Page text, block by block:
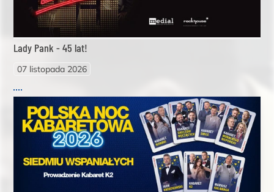
Lady Pank - 45 lat!
07 listopada 2026